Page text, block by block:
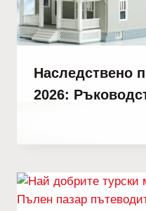
Наследствено
2026: